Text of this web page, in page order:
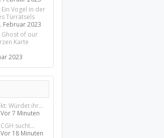
Vogel in der
Türrätsels
Februar 2023
Ghost of our
Karte
2023
Würdet ihr...
Vor 7 Minuten
sucht...
Vor 18 Minuten